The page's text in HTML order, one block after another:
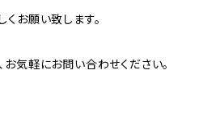
お願い致します。
気軽にお問い合わせください。